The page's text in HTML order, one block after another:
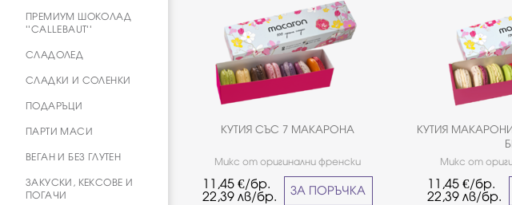
ПРЕМИУМ ШОКОЛАД
''CALLEBAUT''
СЛАДОЛЕД
СЛАДКИ И СОЛЕНКИ
ПОДАРЪЦИ
ПАРТИ МАСИ
ВЕГАН И БЕЗ ГЛУТЕН
ЗАКУСКИ, КЕКСОВЕ И
ПОГАЧИ
КУТИЯ СЪС 7 МАКАРОНА
Микс от оригинални френски
макарони шоколадови и плодови
вкусове. *Не е подходящо за хора
страдащи от целиакия. *Не е
11,45 €/бр.
22,39 лв/бр. ЗА ПОРЪЧКА
КУТИЯ
Микс от
макарони
подходящо за
11,45€/бр.
22,39лв/бр.